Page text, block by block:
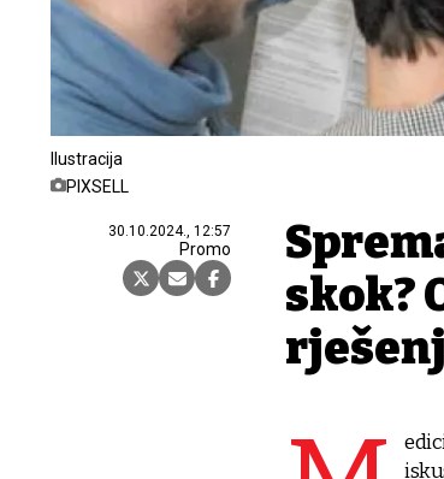
Ilustracija
PIXSELL
30.10.2024., 12:57
Promo
skok?